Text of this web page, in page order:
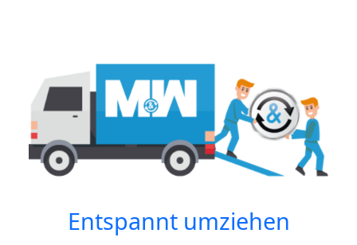
Entspannt umziehen